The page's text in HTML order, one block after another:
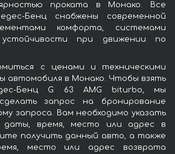
проката в Монако. Все
Бенц снабжены современной
комфорта, системами
при движении по
с ценами и техническими
автомобиля в Монако. Чтобы взять
Бенц G 63 AMG biturbo, мы
запрос на бронирование
запроса. Вам необходимо указать
время, место или адрес в
получить данный авто, а также
место или адрес возврата